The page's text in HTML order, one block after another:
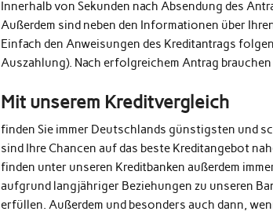
Innerhalb von Sekunden nach Absendung des
Außerdem sind neben den Informationen über
Einfach den Anweisungen des Kreditantrags
Auszahlung). Nach erfolgreichem Antrag
Mit unserem Kreditvergleich
finden Sie immer Deutschlands günstigsten und
sind Ihre Chancen auf das beste Kreditangebot
finden unter unseren Kreditbanken außerdem
aufgrund langjähriger Beziehungen zu unseren
erfüllen. Außerdem und besonders auch dann,